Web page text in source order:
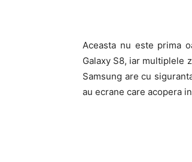
Aceasta nu este prima
Galaxy S8, iar multiplele
Samsung are cu
au ecrane care acopera